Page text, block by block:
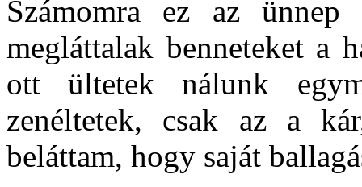
Számomra ez az ünnep
megláttalak benneteket a
ott ültetek nálunk
zenéltetek, csak az a
beláttam, hogy saját